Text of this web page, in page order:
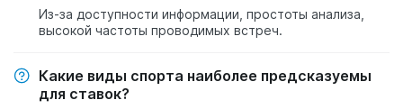
Из-за доступности информации, простоты анализа,
высокой частоты проводимых встреч.
Какие виды спорта наиболее предсказуемы
для ставок?